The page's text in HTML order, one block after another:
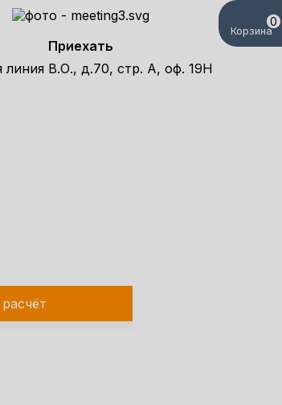
Приехать
линия В.О., д.70, стр. А, оф. 19Н
Корзина
0